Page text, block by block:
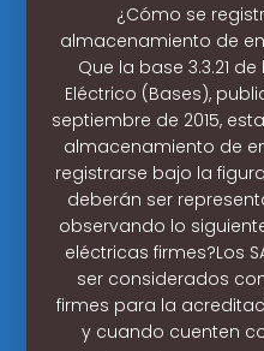
¿Cómo se
almacenamiento de
Que la base 3.3.21
Eléctrico (Bases),
septiembre de 2015,
almacenamiento de
registrarse bajo la
deberán ser
observando lo
eléctricas firmes?Los
ser considerados
firmes para la
y cuando cuenten